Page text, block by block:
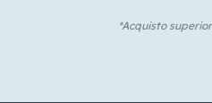
*Acquisto